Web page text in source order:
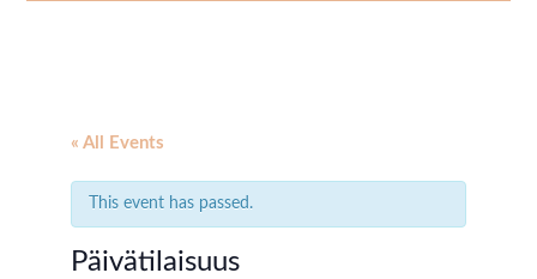
« All Events
This event has passed.
Päivätilaisuus